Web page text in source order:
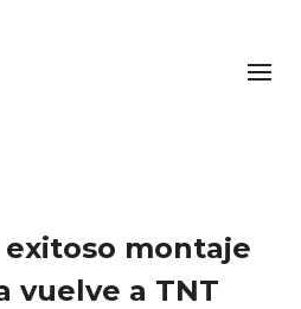
exitoso montaje
vuelve a TNT